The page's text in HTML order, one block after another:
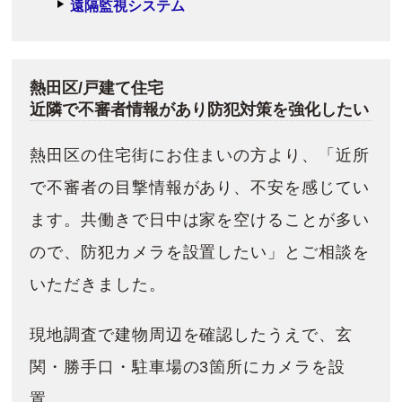
遠隔監視システム
熱田区/戸建て住宅
近隣で不審者情報があり防犯対策を強化したい
熱田区の住宅街にお住まいの方より、「近所
で不審者の目撃情報があり、不安を感じてい
ます。共働きで日中は家を空けることが多い
ので、防犯カメラを設置したい」とご相談を
いただきました。
現地調査で建物周辺を確認したうえで、玄
関・勝手口・駐車場の3箇所にカメラを設